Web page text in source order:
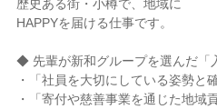
歴史ある街・小樽で、地域に
HAPPYを届ける仕事です。
◆ 先輩が新和グループを選んだ「
・「社員を大切にしている姿勢と
・「寄付や慈善事業を通じた地域